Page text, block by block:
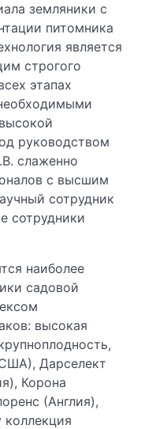
земляники с
питомника
является
строгого
этапах
руководством
слаженно
с высшим
сотрудник
сотрудники
наиболее
садовой
высокая
Дарселект
Корона
(Англия),